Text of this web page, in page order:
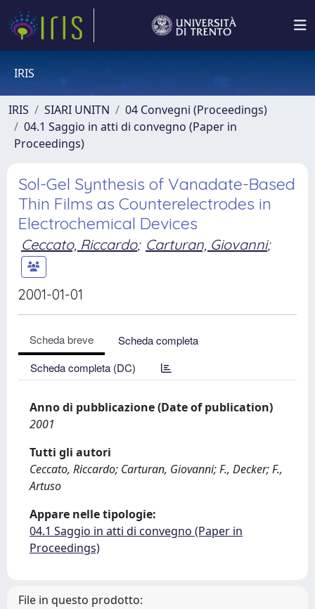
IRIS
IRIS SIARI UNITN
04 Convegni (Proceedings)
04.1 Saggio in atti di convegno (Paper in
Proceedings)
Sol-Gel Synthesis of Vanadate-Based
Thin Films as Counterelectrodes in
Electrochemical Devices
Ceccato, Riccardo; Carturan, Giovanni;
2001-01-01
Scheda breve
Scheda completa
Scheda completa (DC)
Anno di pubblicazione (Date of publication)
2001
Tutti gli autori
Ceccato, Riccardo; Carturan, Giovanni; F., Decker; F.,
Artuso
Appare nelle tipologie:
04.1 Saggio in atti di convegno (Paper in
Proceedings)
File in questo prodotto: